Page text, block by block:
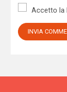
Accetto la